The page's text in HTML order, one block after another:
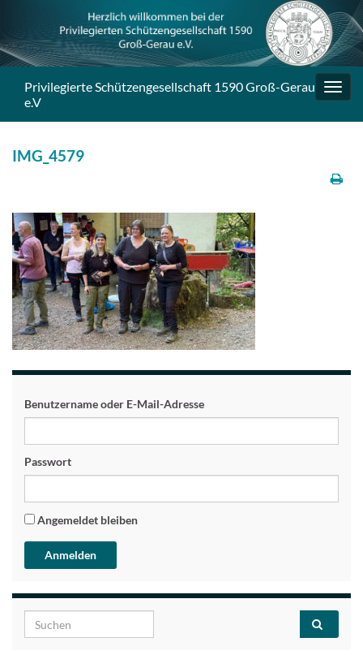
Privilegierte Schützengesellschaft 1590 Groß-Gerau
e.V
IMG_4579
Benutzername oder E-Mail-Adresse
Passwort
Angemeldet bleiben
Search for: